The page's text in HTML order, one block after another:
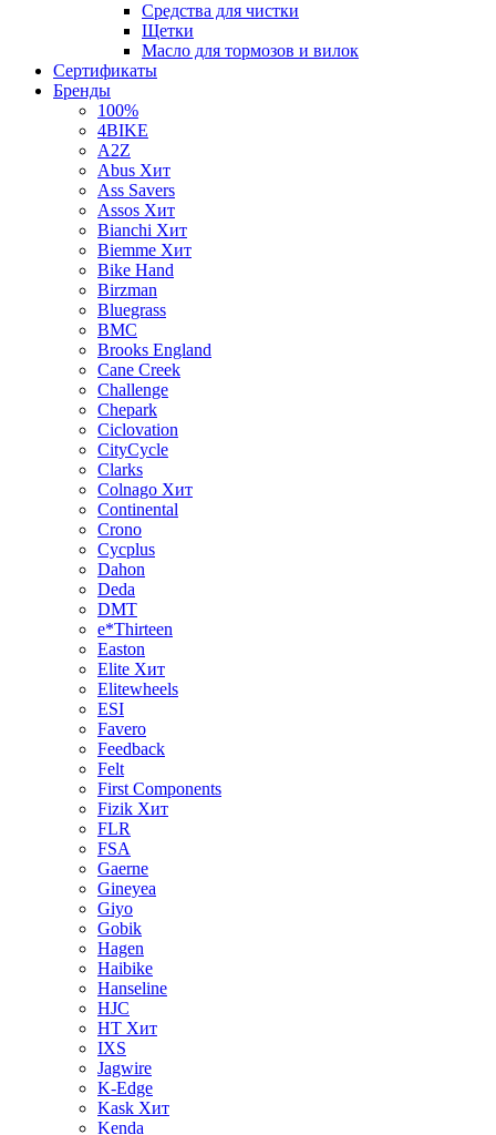
Средства для чистки
Щетки
Масло для тормозов и вилок
Сертификаты
Бренды
100%
4BIKE
A2Z
Abus Хит
Ass Savers
Assos Хит
Bianchi Хит
Biemme Хит
Bike Hand
Birzman
Bluegrass
BMC
Brooks England
Cane Creek
Challenge
Chepark
Ciclovation
CityCycle
Clarks
Colnago Хит
Continental
Crono
Cycplus
Dahon
Deda
DMT
e*Thirteen
Easton
Elite Хит
Elitewheels
ESI
Favero
Feedback
Felt
First Components
Fizik Хит
FLR
FSA
Gaerne
Gineyea
Giyo
Gobik
Hagen
Haibike
Hanseline
HJC
HT Хит
IXS
Jagwire
K-Edge
Kask Хит
Kenda